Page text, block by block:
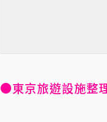
●東京旅遊設施整